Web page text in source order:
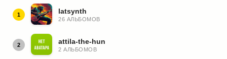
1 latsynth
26 АЛЬБОМОВ
2 attila-the-hun
2 АЛЬБОМОВ